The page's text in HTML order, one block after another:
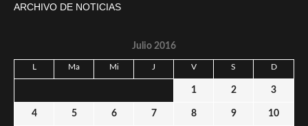
ARCHIVO DE NOTICIAS
Julio 2016
L Ma Mi J V S D
1 2 3
4 5 6 7 8 9 10